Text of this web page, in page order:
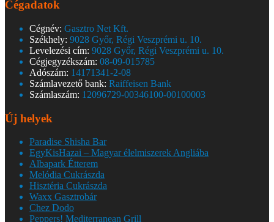
Cégadatok
Cégnév: Gasztro Net Kft.
Székhely: 9028 Győr, Régi Veszprémi u. 10.
Levelezési cím: 9028 Győr, Régi Veszprémi u. 10.
Cégjegyzékszám: 08-09-015785
Adószám: 14171341-2-08
Számlavezető bank: Raiffeisen Bank
Számlaszám: 12096729-00346100-00100003
Új helyek
Paradise Shisha Bar
EgyKisHazai – Magyar élelmiszerek Angliába
Albapark Étterem
Melódia Cukrászda
Hisztéria Cukrászda
Waxx Gasztrobár
Chez Dodo
Peppers! Mediterranean Grill